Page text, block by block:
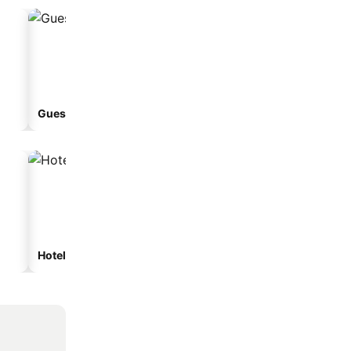
Guest house
Hotel con spa